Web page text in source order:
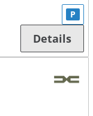
P
Details